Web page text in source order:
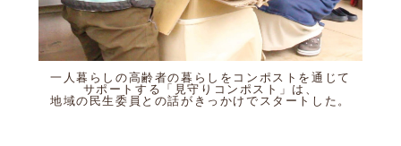
一人暮らしの高齢者の暮らしをコンポストを通じて
サポートする「見守りコンポスト」は、
地域の民生委員との話がきっかけでスタートした。